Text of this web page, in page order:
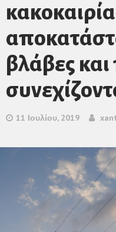
βλάβες
11 Ιουλίου, 2019